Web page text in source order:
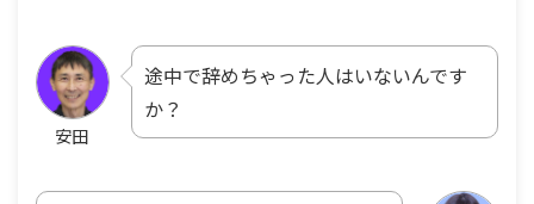
安田
途中で辞めちゃった人はいないんです
か？